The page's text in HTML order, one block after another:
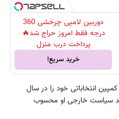
دوربین لامپی چرخشی 360
درجه فقط امروز حراج شد🔥
پرداخت درب منزل
خرید سریع!
انتخاباتی خود را در سال
ارشد سیاست خارجی او محسوب